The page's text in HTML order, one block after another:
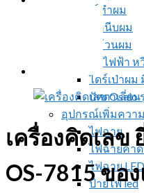
อุปกรณ์ทำผม
ที่หนีบผม
ที่ม้วนผม
หวีไฟฟ้า
ไดร์เป่าผม
ปัตตาเลี่ยน
อุปกรณ์เพิ่มควา
ไฟฉาย
ไฟฉายคา
ไฟฉาย LED
ป้ายไฟ led
เครื่องคิดเลข
OS-7815 ขอ